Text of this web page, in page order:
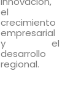
el
crecimiento
empresarial
y el
desarrollo
regional.